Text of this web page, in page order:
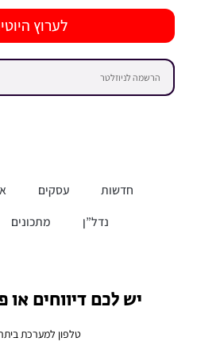
לערוץ
חדשות עסקים
נדל”ן
מתכונים
יש לכם דיווחים או
טלפון למערכת ביתר 24